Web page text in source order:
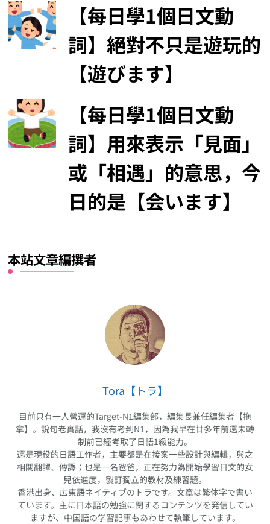
【每日學1個日文動
詞】絕對不只是遊玩的
【遊びます】
【每日學1個日文動
詞】用來表示「見面」
或「相遇」的意思，今
日的是【会います】
本站文章編撰者
Tora【トラ】
目前只有一人營運的Target-N1編集部，編集長兼任編集者【拖
拿】。說句老實話，我沒有考到N1，因為我早在廿多年前還未轉
制前已經考取了日語1級能力。
還是現役的日語工作者，主要都是在接案一些設計與編輯，與之
相關翻譯、傳譯；也是一名爸爸，正在努力為開始學習日文的女
兒依進度，製訂獨立的教材及練習題。
香港出身、広東語ネイティブのトラです。文章は繁体字で書い
ています。主に日本語の勉強に関するコンテンツを発信してい
ますが、中国語の学習記事もあわせて執筆しています。